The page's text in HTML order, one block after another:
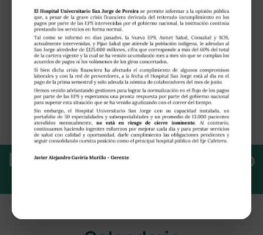
Aplicativos Internos
SST
E.S.E. Hospital Universitario